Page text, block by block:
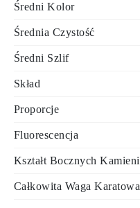
Średni Kolor
Średnia Czystość
Średni Szlif
Skład
Proporcje
Fluorescencja
Kształt Bocznych Kamieni
Całkowita Waga Karatowa